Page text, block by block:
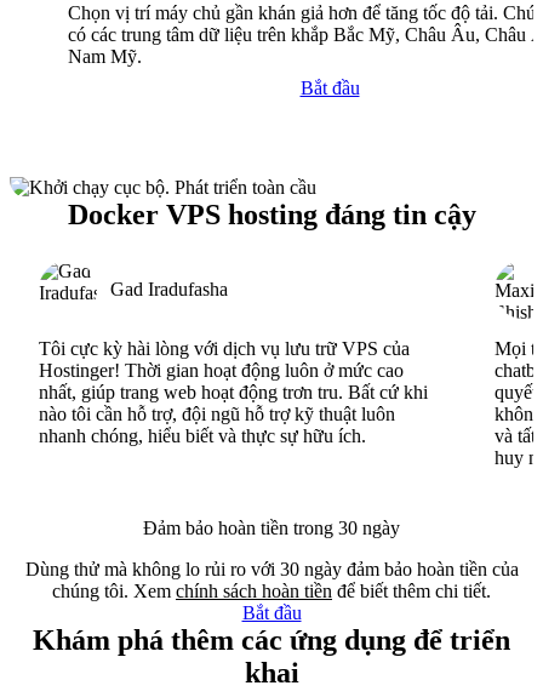
Chọn vị trí máy chủ gần khán giả hơn để tăng tốc độ tải.
có các trung tâm dữ liệu trên khắp Bắc Mỹ, Châu Âu, Châu
Nam Mỹ.
Bắt đầu
Docker VPS hosting đáng tin cậy
Gad Iradufasha
Tôi cực kỳ hài lòng với dịch vụ lưu trữ VPS của
Hostinger! Thời gian hoạt động luôn ở mức cao
nhất, giúp trang web hoạt động trơn tru. Bất cứ khi
nào tôi cần hỗ trợ, đội ngũ hỗ trợ kỹ thuật luôn
nhanh chóng, hiểu biết và thực sự hữu ích.
Mọi
quyết
và tất
huy
Đảm bảo hoàn tiền trong 30 ngày
Dùng thử mà không lo rủi ro với 30 ngày đảm bảo hoàn tiền của
chúng tôi. Xem chính sách hoàn tiền để biết thêm chi tiết.
Bắt đầu
Khám phá thêm các ứng dụng để triển
khai